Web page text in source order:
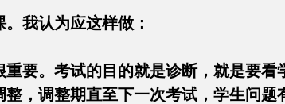
。我认为应这样做：
要。考试的目的就是诊断，就是要
，调整期直至下一次考试，学生问